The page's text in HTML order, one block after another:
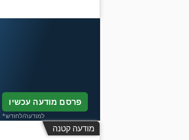
פרסם מודעה עכשיו
*למודעה/לחודש
מודעה קטנה